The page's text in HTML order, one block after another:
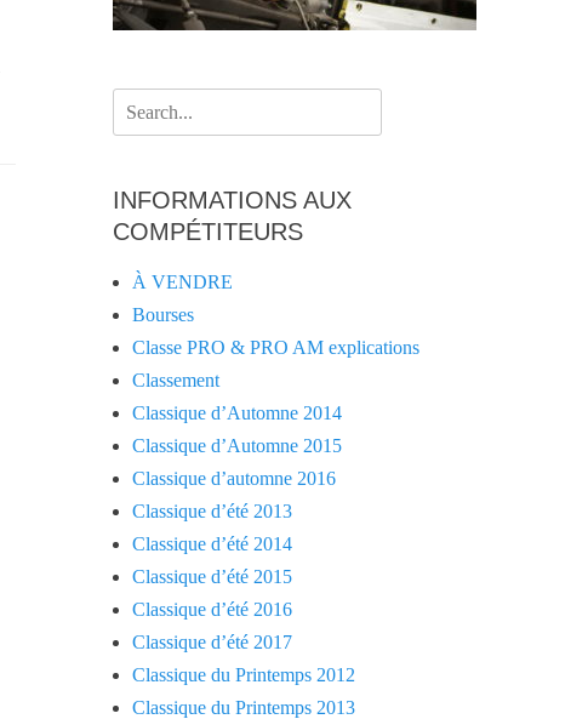
Search
for:
INFORMATIONS AUX
COMPÉTITEURS
À VENDRE
Bourses
Classe PRO & PRO AM explications
Classement
Classique d’Automne 2014
Classique d’Automne 2015
Classique d’automne 2016
Classique d’été 2013
Classique d’été 2014
Classique d’été 2015
Classique d’été 2016
Classique d’été 2017
Classique du Printemps 2012
Classique du Printemps 2013